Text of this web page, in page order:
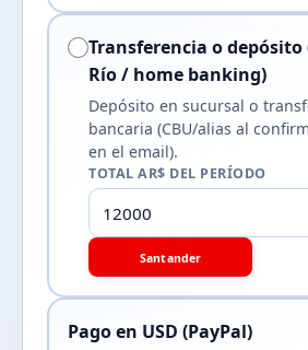
Transferencia o
Río / home banking)
Depósito en sucursal o
bancaria (CBU/alias al
en el email).
TOTAL AR$ DEL PERÍODO
Santander
Pago en USD (PayPal)